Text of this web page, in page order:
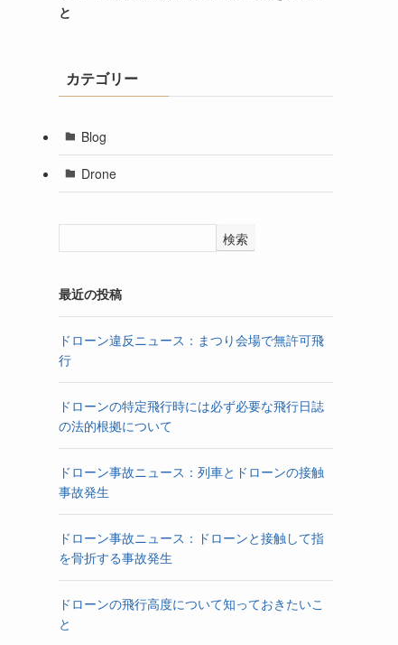
と
カテゴリー
Blog
Drone
検索
最近の投稿
ドローン違反ニュース：まつり会場で無許可飛
行
ドローンの特定飛行時には必ず必要な飛行日誌
の法的根拠について
ドローン事故ニュース：列車とドローンの接触
事故発生
ドローン事故ニュース：ドローンと接触して指
を骨折する事故発生
ドローンの飛行高度について知っておきたいこ
と